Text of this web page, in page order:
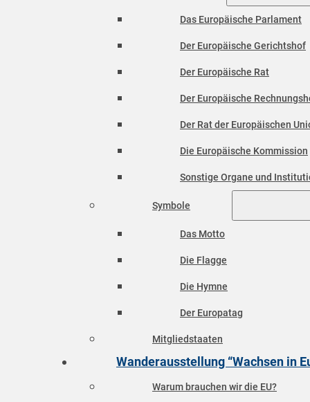
Das Europäische Parlament
Der Europäische Gerichtshof
Der Europäische Rat
Der Europäische
Der Rat der Europäischen
Die Europäische Kommission
Sonstige Organe und
Symbole
Das Motto
Die Flagge
Die Hymne
Der Europatag
Mitgliedstaaten
Wanderausstellung “Wachsen in
Warum brauchen wir die EU?